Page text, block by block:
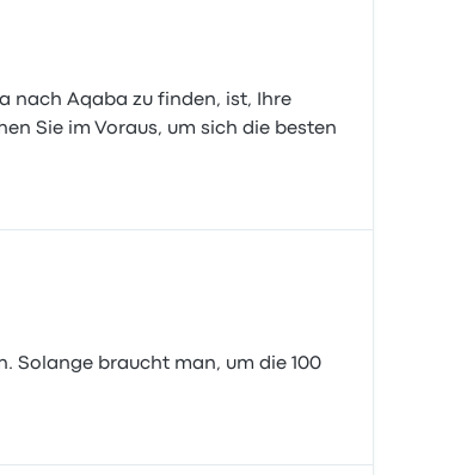
nach Aqaba zu finden, ist, Ihre
Sie im Voraus, um sich die besten
Solange braucht man, um die 100